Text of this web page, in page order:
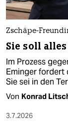
Zschäpe-
Sie soll
Im Prozess
Eminger fordert
Sie sei in den
Von Konrad
3.7.2026